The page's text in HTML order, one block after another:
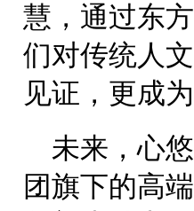
慧，通过东
们对传统人
见证，更成
未来，心
团旗下的高